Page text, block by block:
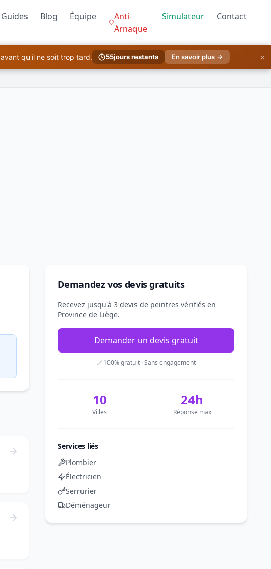
Guides Blog Équipe
Anti-
Arnaque
Simulateur Contact
qu'il ne soit trop tard. 55jours restants En savoir plus → ×
Demandez vos devis gratuits
Recevez jusqu'à 3 devis de peintres vérifiés en
Province de Liège.
Demander un devis gratuit
✅ 100% gratuit · Sans engagement
10
Villes
24h
Réponse max
Services liés
Plombier
Électricien
Serrurier
Déménageur